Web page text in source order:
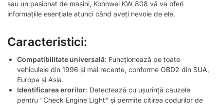
sau un pasionat de mașini, Konnwei KW 808 vă va oferi
informațiile esențiale atunci când aveți nevoie de ele.
Caracteristici:
Compatibilitate universală: Funcționează pe toate
vehiculele din 1996 și mai recente, conforme OBD2 din SUA,
Europa și Asia.
Identificarea erorilor: Detectează cu ușurință cauzele
pentru "Check Engine Light" și permite citirea codurilor de